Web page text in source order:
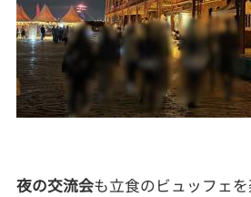
夜の交流会も立食のビュッフェ